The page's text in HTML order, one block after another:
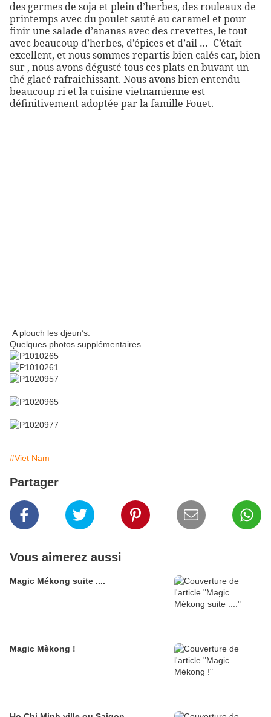
des germes de soja et plein d’herbes, des rouleaux de
printemps avec du poulet sauté au caramel et pour
finir une salade d’ananas avec des crevettes, le tout
avec beaucoup d’herbes, d’épices et d’ail … C’était
excellent, et nous sommes repartis bien calés car, bien
sur , nous avons dégusté tous ces plats en buvant un
thé glacé rafraichissant. Nous avons bien entendu
beaucoup ri et la cuisine vietnamienne est
définitivement adoptée par la famille Fouet.
A plouch les djeun’s.
Quelques photos supplémentaires ...
#Viet Nam
Partager
Vous aimerez aussi
Magic Mékong suite ....
Magic Mèkong !